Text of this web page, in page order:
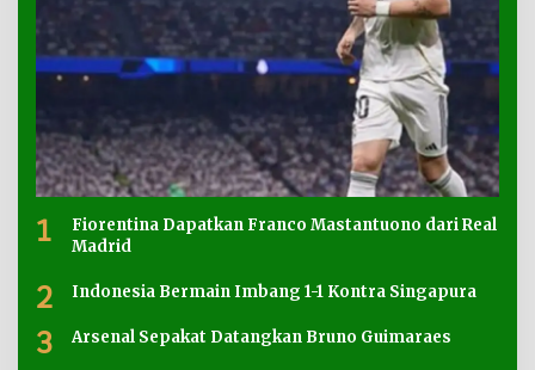
1
Fiorentina Dapatkan Franco Mastantuono dari Real
Madrid
2 Indonesia Bermain Imbang 1-1 Kontra Singapura
3 Arsenal Sepakat Datangkan Bruno Guimaraes